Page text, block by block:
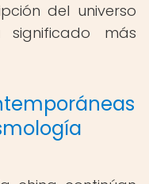
del universo
más